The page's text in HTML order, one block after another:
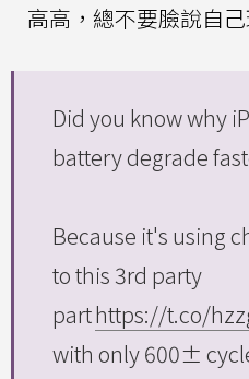
高高，總不要臉說自己
Did you know why
battery degrade
Because it's using
to this 3rd party
parthttps://t.co/
with only 600±